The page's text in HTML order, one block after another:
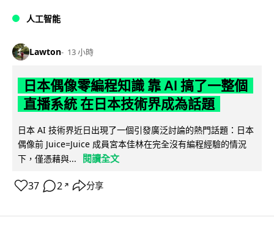
人工智能
Lawton 13 小時
日本偶像零編程知識 靠 AI 搞了一整個
直播系統 在日本技術界成為話題
日本 AI 技術界近日出現了一個引發廣泛討論的熱門話題：日本
偶像前 Juice=Juice 成員宮本佳林在完全沒有編程經驗的情況
下，僅憑藉與...
閱讀全文
37 2 ↗ 分享